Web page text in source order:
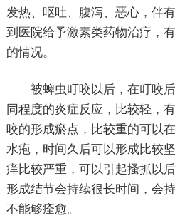
发热、呕吐、腹泻、恶心，伴
到医院给予激素类药物治疗，
的情况。
被蜱虫叮咬以后，在叮咬
同程度的炎症反应，比较轻，
咬的形成瘀点，比较重的可以
水疱，时间久后可以形成比较
痒比较严重，可以引起搔抓以
形成结节会持续很长时间，会
不能够痊愈。